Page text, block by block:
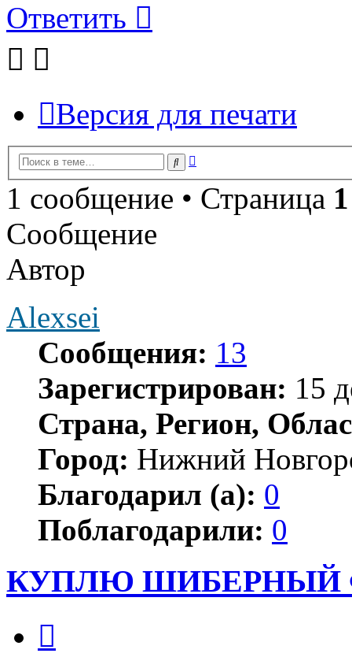
Ответить
Версия для печати
Поиск
1 сообщение • Страница 1
Сообщение
Автор
Alexsei
Сообщения: 13
Зарегистрирован: 15
Страна, Регион,
Город: Нижний
Благодарил (а): 0
Поблагодарили: 0
КУПЛЮ ШИБЕРНЫЙ